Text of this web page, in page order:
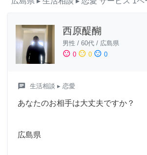
西原醍醐
男性 / 60代 / 広島県
sentiment_satisfied 0 sentiment_neutral 0 sentiment_dissatisfied 0
chat 生活相談 ▸ 恋愛
あなたのお相手は大丈夫ですか？
広島県